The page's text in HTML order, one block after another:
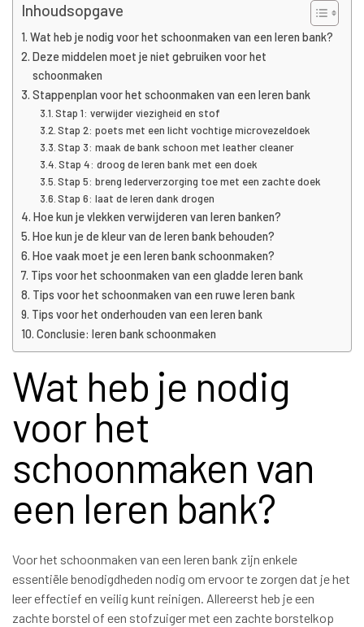
Inhoudsopgave
Wat heb je nodig voor het schoonmaken van een leren bank?
Deze middelen moet je niet gebruiken voor het
schoonmaken
Stappenplan voor het schoonmaken van een leren bank
Stap 1: verwijder viezigheid en stof
Stap 2: poets met een licht vochtige microvezeldoek
Stap 3: maak de bank schoon met leather cleaner
Stap 4: droog de leren bank met een doek
Stap 5: breng lederverzorging toe met een zachte doek
Stap 6: laat de leren dank drogen
Hoe kun je vlekken verwijderen van leren banken?
Hoe kun je de kleur van de leren bank behouden?
Hoe vaak moet je een leren bank schoonmaken?
Tips voor het schoonmaken van een gladde leren bank
Tips voor het schoonmaken van een ruwe leren bank
Tips voor het onderhouden van een leren bank
Conclusie: leren bank schoonmaken
Wat heb je nodig
voor het
schoonmaken van
een leren bank?
Voor het schoonmaken van een leren bank zijn enkele
essentiële benodigdheden nodig om ervoor te zorgen dat je het
leer effectief en veilig kunt reinigen. Allereerst heb je een
zachte borstel of een stofzuiger met een zachte borstelkop